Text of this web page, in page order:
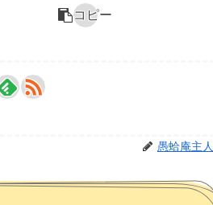
コピー
愚蛤庵主人